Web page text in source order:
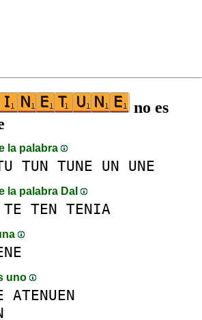
no es
la palabra
TUN TUNE UN UNE
la palabra DaI
TE TEN TENIA
uno
ATENUEN